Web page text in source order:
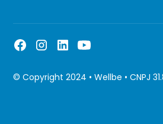
© Copyright 2024 • Wellbe • CNPJ